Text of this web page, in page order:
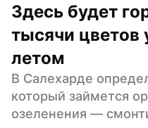
Здесь будет
тысячи цветов
летом
В Салехарде
который займется
озеленения —